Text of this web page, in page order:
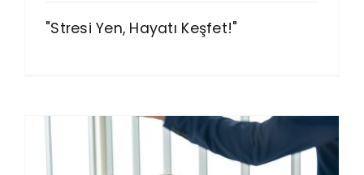
"Stresi Yen, Hayatı Keşfet!"